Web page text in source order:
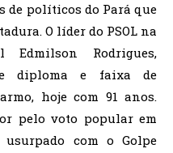
de políticos do Pará que
O líder do PSOL na
Edmilson Rodrigues,
diploma e faixa de
hoje com 91 anos.
pelo voto popular em
usurpado com o Golpe